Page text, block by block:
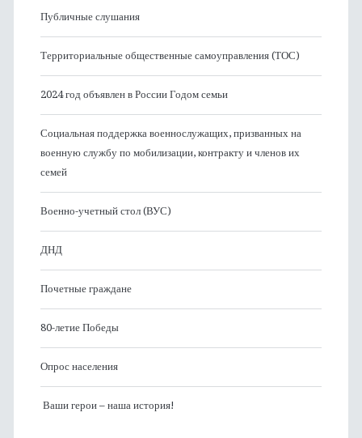
Публичные слушания
Территориальные общественные самоуправления (ТОС)
2024 год объявлен в России Годом семьи
Социальная поддержка военнослужащих, призванных на
военную службу по мобилизации, контракту и членов их
семей
Военно-учетный стол (ВУС)
ДНД
Почетные граждане
80-летие Победы
Опрос населения
Ваши герои – наша история!